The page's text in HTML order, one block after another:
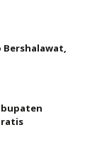
Bershalawat,